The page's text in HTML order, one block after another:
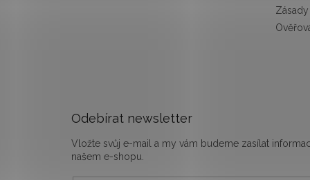
Odebírat newsletter
Vložte svůj e-mail a my vám budeme zasílat
našem e-shopu.